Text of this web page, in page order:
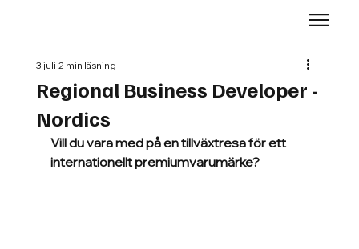
Regional Business Developer -
Nordics
3 juli 2 min läsning
Vill du vara med på en tillväxtresa för ett
internationellt premiumvarumärke?